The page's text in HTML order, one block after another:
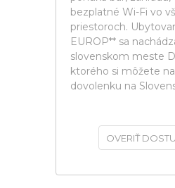
bezplatné Wi-Fi vo
priestoroch.
EUROP** sa
slovenskom meste
ktorého si môžete
dovolenku na
OVERIŤ